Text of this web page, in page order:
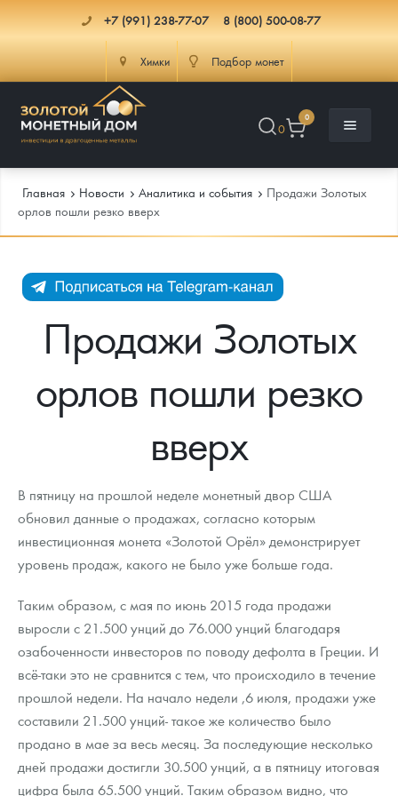
+7 (991) 238-77-07 8 (800) 500-08-77
Химки Подбор монет
0
0
Каталог Монет
Инвестиционные монеты
Монеты Царской России
Монеты стран мира после 1950г
Золотой червонец Сеятель
Золотые слитки
Аксессуары
Гарри Поттер
Год Лошади
Флот: ледоколы и корабли
Жетоны "Необыкновенные обитатели глубин"
Ювелирные изделия
Инфо
Как сделать заказ
Выкуп монет
Выкуп серебряных монет
Вопрос - ответ
Памятка для работы с монетами из драгметаллов
Условия возврата
Монеты
Политика конфиденциальности
Политика использования Cookies
Положение по обработке и защите персональных данных
Распродажа монет и жетонов
Итоги 2025 года. Прогноз курсов золота, серебра, платины на
2026 год
Cтатьи
Георгий Победоносец - динамика цен
Курс золота и серебра
Лом выкуп
Скупка слитков
Контакты
Наши преимущества
Письмо директору
Пресс-служба
Главная Новости Аналитика и события
Продажи Золотых
орлов пошли резко вверх
Продажи Золотых
орлов пошли резко
вверх
В пятницу на прошлой неделе монетный двор США
обновил данные о продажах, согласно которым
инвестиционная монета «Золотой Орёл» демонстрирует
уровень продаж, какого не было уже больше года.
Таким образом, с мая по июнь 2015 года продажи
выросли с 21.500 унций до 76.000 унций благодаря
озабоченности инвесторов по поводу дефолта в Греции. И
всё-таки это не сравнится с тем, что происходило в течение
прошлой недели. На начало недели ,6 июля, продажи уже
составили 21.500 унций- такое же количество было
продано в мае за весь месяц. За последующие несколько
дней продажи достигли 30.500 унций, а в пятницу итоговая
цифра была 65.500 унций. Таким образом видно, что